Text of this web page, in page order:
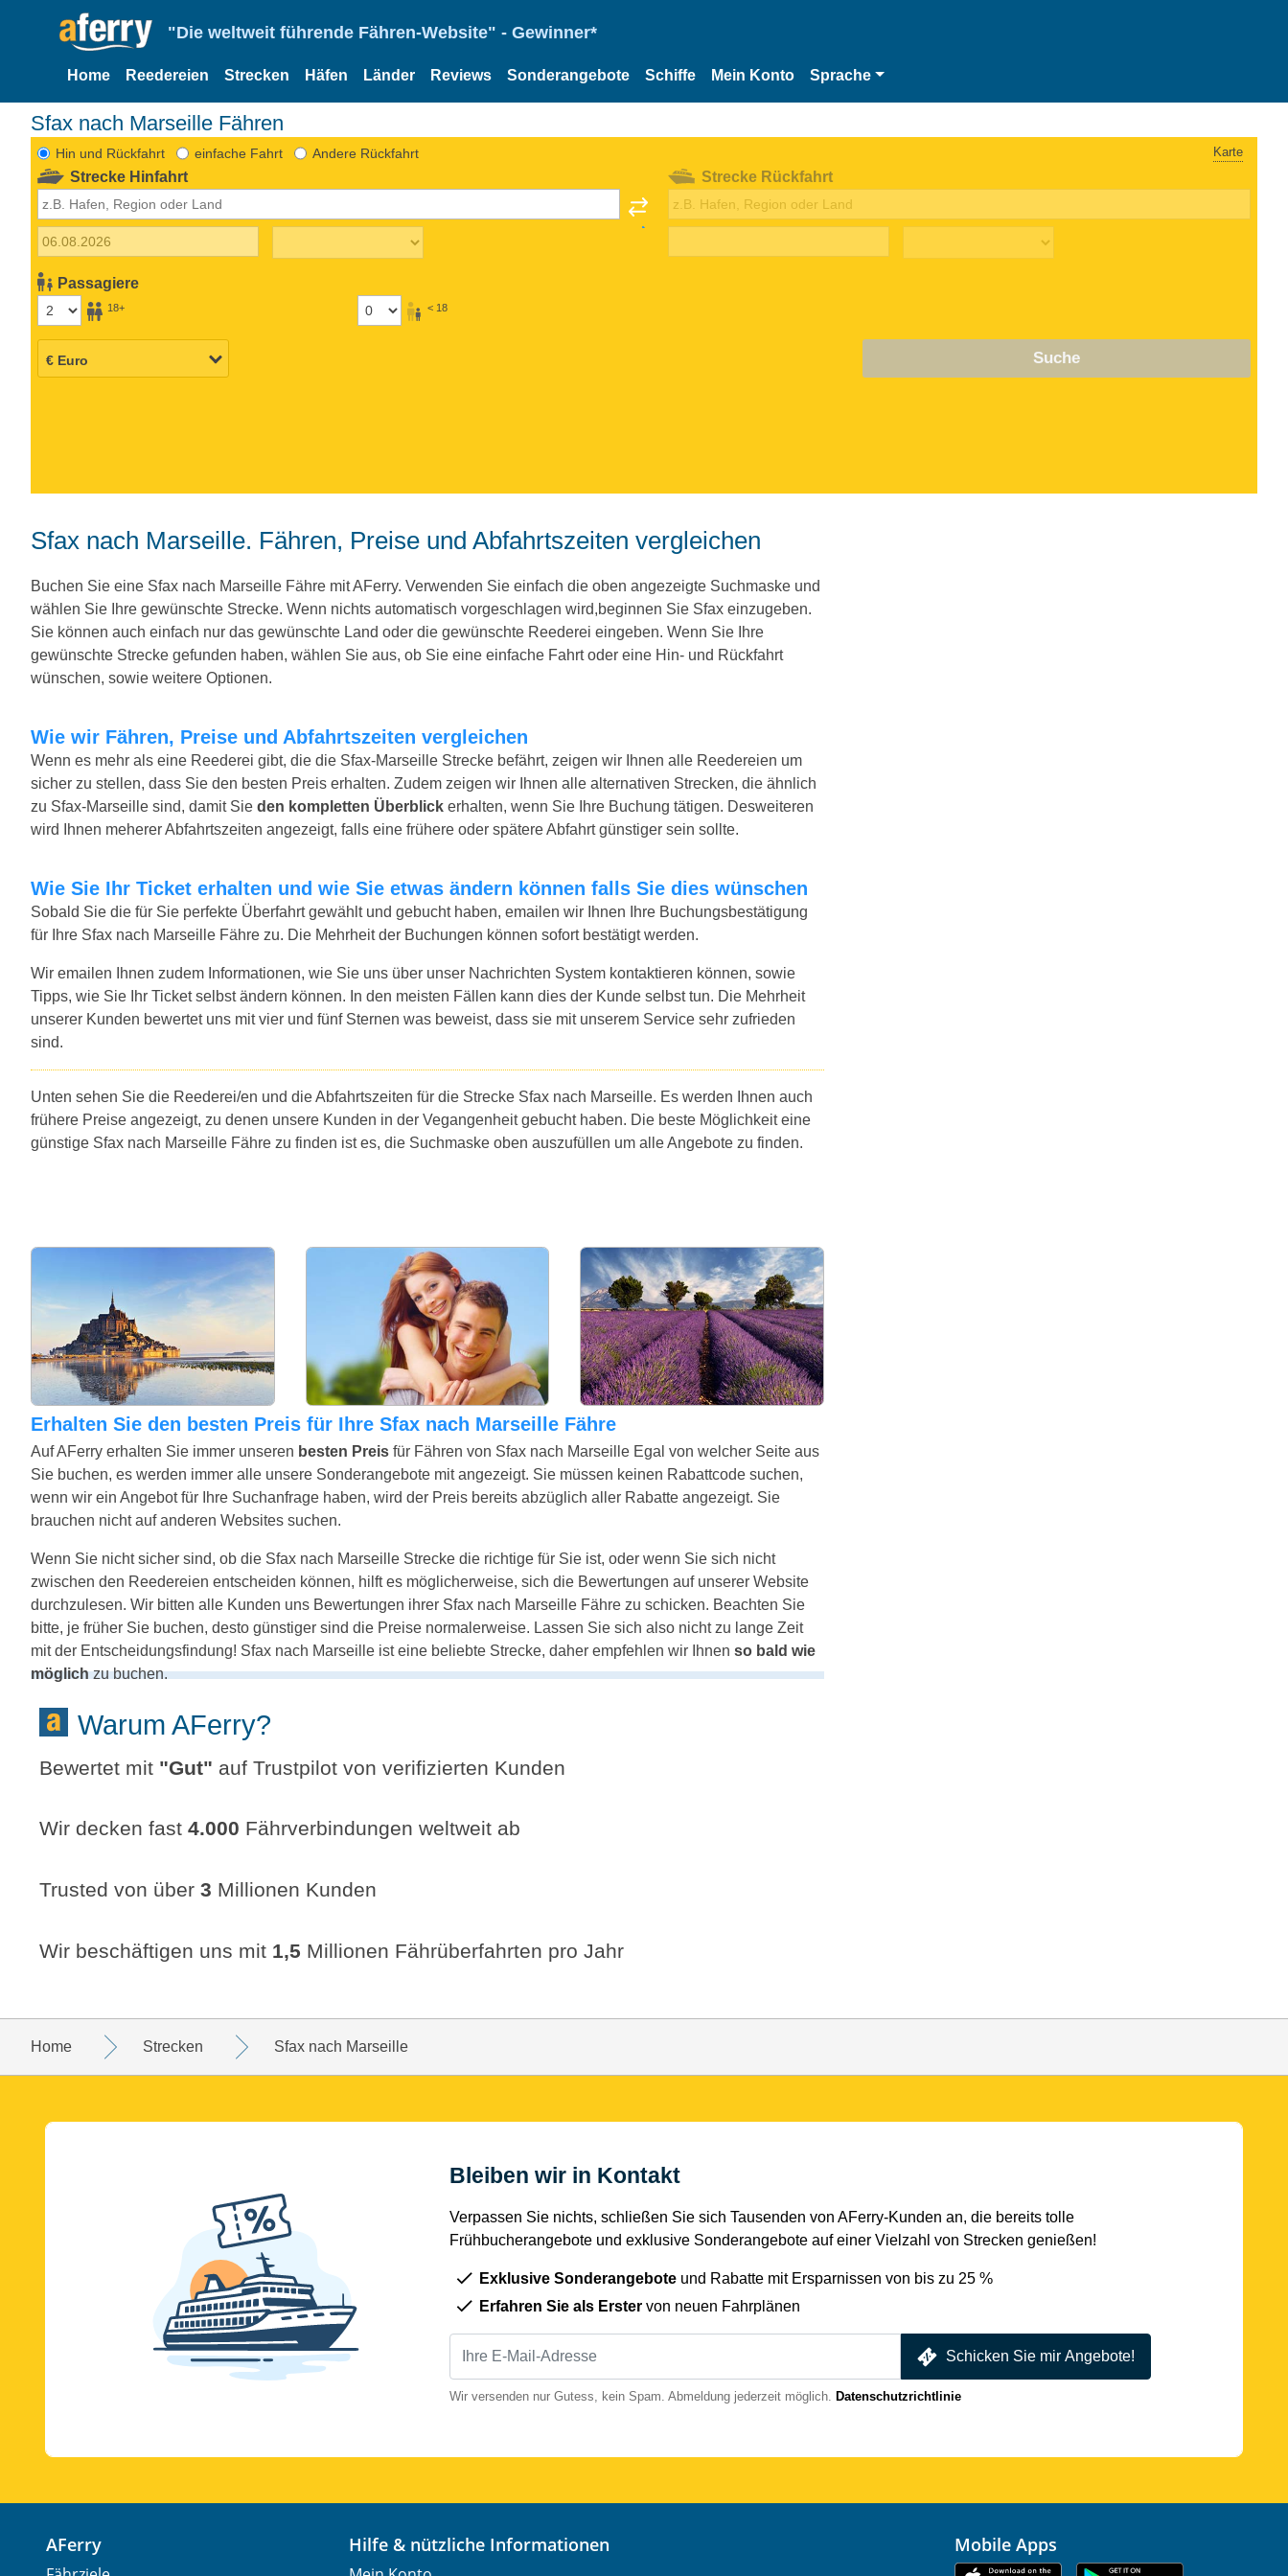
"Die weltweit führende Fähren-Website" - Gewinner*
Home Reedereien Strecken Häfen Länder Reviews Sonderangebote Schiffe Mein Konto Sprache
Sfax nach Marseille Fähren
Hin und Rückfahrt einfache Fahrt Andere Rückfahrt Karte
Strecke Hinfahrt
Passagiere
18+ < 18
Strecke Rückfahrt
Suche
Sfax nach Marseille. Fähren, Preise und Abfahrtszeiten vergleichen
Buchen Sie eine Sfax nach Marseille Fähre mit AFerry. Verwenden Sie einfach die oben angezeigte Suchmaske und
wählen Sie Ihre gewünschte Strecke. Wenn nichts automatisch vorgeschlagen wird,beginnen Sie Sfax einzugeben.
Sie können auch einfach nur das gewünschte Land oder die gewünschte Reederei eingeben. Wenn Sie Ihre
gewünschte Strecke gefunden haben, wählen Sie aus, ob Sie eine einfache Fahrt oder eine Hin- und Rückfahrt
wünschen, sowie weitere Optionen.
Wie wir Fähren, Preise und Abfahrtszeiten vergleichen
Wenn es mehr als eine Reederei gibt, die die Sfax-Marseille Strecke befährt, zeigen wir Ihnen alle Reedereien um
sicher zu stellen, dass Sie den besten Preis erhalten. Zudem zeigen wir Ihnen alle alternativen Strecken, die ähnlich
zu Sfax-Marseille sind, damit Sie den kompletten Überblick erhalten, wenn Sie Ihre Buchung tätigen. Desweiteren
wird Ihnen meherer Abfahrtszeiten angezeigt, falls eine frühere oder spätere Abfahrt günstiger sein sollte.
Wie Sie Ihr Ticket erhalten und wie Sie etwas ändern können falls Sie dies wünschen
Sobald Sie die für Sie perfekte Überfahrt gewählt und gebucht haben, emailen wir Ihnen Ihre Buchungsbestätigung
für Ihre Sfax nach Marseille Fähre zu. Die Mehrheit der Buchungen können sofort bestätigt werden.
Wir emailen Ihnen zudem Informationen, wie Sie uns über unser Nachrichten System kontaktieren können, sowie
Tipps, wie Sie Ihr Ticket selbst ändern können. In den meisten Fällen kann dies der Kunde selbst tun. Die Mehrheit
unserer Kunden bewertet uns mit vier und fünf Sternen was beweist, dass sie mit unserem Service sehr zufrieden
sind.
Unten sehen Sie die Reederei/en und die Abfahrtszeiten für die Strecke Sfax nach Marseille. Es werden Ihnen auch
frühere Preise angezeigt, zu denen unsere Kunden in der Vegangenheit gebucht haben. Die beste Möglichkeit eine
günstige Sfax nach Marseille Fähre zu finden ist es, die Suchmaske oben auszufüllen um alle Angebote zu finden.
Erhalten Sie den besten Preis für Ihre Sfax nach Marseille Fähre
Auf AFerry erhalten Sie immer unseren besten Preis für Fähren von Sfax nach Marseille Egal von welcher Seite aus
Sie buchen, es werden immer alle unsere Sonderangebote mit angezeigt. Sie müssen keinen Rabattcode suchen,
wenn wir ein Angebot für Ihre Suchanfrage haben, wird der Preis bereits abzüglich aller Rabatte angezeigt. Sie
brauchen nicht auf anderen Websites suchen.
Wenn Sie nicht sicher sind, ob die Sfax nach Marseille Strecke die richtige für Sie ist, oder wenn Sie sich nicht
zwischen den Reedereien entscheiden können, hilft es möglicherweise, sich die Bewertungen auf unserer Website
durchzulesen. Wir bitten alle Kunden uns Bewertungen ihrer Sfax nach Marseille Fähre zu schicken. Beachten Sie
bitte, je früher Sie buchen, desto günstiger sind die Preise normalerweise. Lassen Sie sich also nicht zu lange Zeit
mit der Entscheidungsfindung! Sfax nach Marseille ist eine beliebte Strecke, daher empfehlen wir Ihnen so bald wie
möglichzu buchen.
Warum AFerry?
Bewertet mit "Gut" auf Trustpilot von verifizierten Kunden
Wir decken fast 4.000 Fährverbindungen weltweit ab
Trusted von über 3 Millionen Kunden
Wir beschäftigen uns mit 1,5 Millionen Fährüberfahrten pro Jahr
Home Strecken Sfax nach Marseille
Bleiben wir in Kontakt
Verpassen Sie nichts, schließen Sie sich Tausenden von AFerry-Kunden an, die bereits tolle
Frühbucherangebote und exklusive Sonderangebote auf einer Vielzahl von Strecken genießen!
Exklusive Sonderangebote und Rabatte mit Ersparnissen von bis zu 25 %
Erfahren Sie als Erster von neuen Fahrplänen
Schicken Sie mir Angebote!
Wir versenden nur Gutess, kein Spam. Abmeldung jederzeit möglich. Datenschutzrichtlinie
AFerry Hilfe & nützliche Informationen Mobile Apps